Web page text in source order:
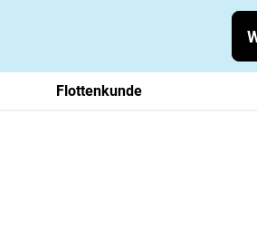
Flottenkunde